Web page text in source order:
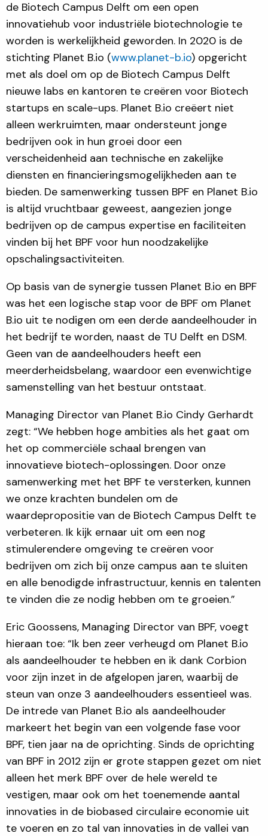
de Biotech Campus Delft om een ​​open
innovatiehub voor industriële biotechnologie te
worden is werkelijkheid geworden. In 2020 is de
stichting Planet B.io (www.planet-b.io) opgericht
met als doel om op de Biotech Campus Delft
nieuwe labs en kantoren te creëren voor Biotech
startups en scale-ups. Planet B.io creëert niet
alleen werkruimten, maar ondersteunt jonge
bedrijven ook in hun groei door een
verscheidenheid aan technische en zakelijke
diensten en financieringsmogelijkheden aan te
bieden. De samenwerking tussen BPF en Planet B.io
is altijd vruchtbaar geweest, aangezien jonge
bedrijven op de campus expertise en faciliteiten
vinden bij het BPF voor hun noodzakelijke
opschalingsactiviteiten.
Op basis van de synergie tussen Planet B.io en BPF
was het een logische stap voor de BPF om Planet
B.io uit te nodigen om een ​​derde aandeelhouder in
het bedrijf te worden, naast de TU Delft en DSM.
Geen van de aandeelhouders heeft een
meerderheidsbelang, waardoor een evenwichtige
samenstelling van het bestuur ontstaat.
Managing Director van Planet B.io Cindy Gerhardt
zegt: “We hebben hoge ambities als het gaat om
het op commerciële schaal brengen van
innovatieve biotech-oplossingen. Door onze
samenwerking met het BPF te versterken, kunnen
we onze krachten bundelen om de
waardepropositie van de Biotech Campus Delft te
verbeteren. Ik kijk ernaar uit om een ​​nog
stimulerendere omgeving te creëren voor
bedrijven om zich bij onze campus aan te sluiten
en alle benodigde infrastructuur, kennis en talenten
te vinden die ze nodig hebben om te groeien.”
Eric Goossens, Managing Director van BPF, voegt
hieraan toe: “Ik ben zeer verheugd om Planet B.io
als aandeelhouder te hebben en ik dank Corbion
voor zijn inzet in de afgelopen jaren, waarbij de
steun van onze 3 aandeelhouders essentieel was.
De intrede van Planet B.io als aandeelhouder
markeert het begin van een volgende fase voor
BPF, tien jaar na de oprichting. Sinds de oprichting
van BPF in 2012 zijn er grote stappen gezet om niet
alleen het merk BPF over de hele wereld te
vestigen, maar ook om het toenemende aantal
innovaties in de biobased circulaire economie uit
te voeren en zo tal van innovaties in de vallei van